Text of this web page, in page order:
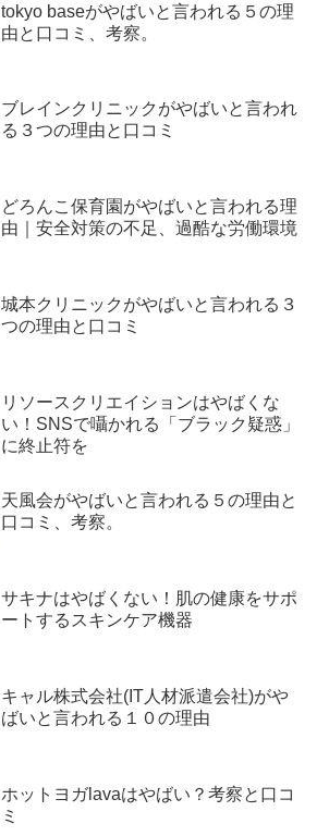
tokyo baseがやばいと言われる５の理
由と口コミ、考察。
ブレインクリニックがやばいと言われ
る３つの理由と口コミ
どろんこ保育園がやばいと言われる理
由｜安全対策の不足、過酷な労働環境
城本クリニックがやばいと言われる３
つの理由と口コミ
リソースクリエイションはやばくな
い！SNSで囁かれる「ブラック疑惑」
に終止符を
天風会がやばいと言われる５の理由と
口コミ、考察。
サキナはやばくない！肌の健康をサポ
ートするスキンケア機器
キャル株式会社(IT人材派遣会社)がや
ばいと言われる１０の理由
ホットヨガlavaはやばい？考察と口コ
ミ